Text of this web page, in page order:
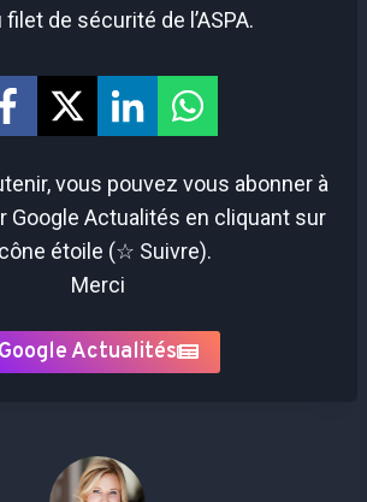
de sécurité de l’ASPA.
vous pouvez vous abonner à
Google Actualités en cliquant sur
étoile (☆ Suivre).
Merci
Google Actualités